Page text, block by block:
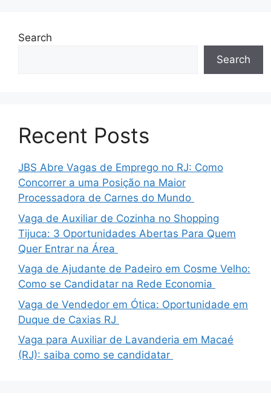
Search
Search
Recent Posts
JBS Abre Vagas de Emprego no RJ: Como
Concorrer a uma Posição na Maior
Processadora de Carnes do Mundo
Vaga de Auxiliar de Cozinha no Shopping
Tijuca: 3 Oportunidades Abertas Para Quem
Quer Entrar na Área
Vaga de Ajudante de Padeiro em Cosme Velho:
Como se Candidatar na Rede Economia
Vaga de Vendedor em Ótica: Oportunidade em
Duque de Caxias RJ
Vaga para Auxiliar de Lavanderia em Macaé
(RJ): saiba como se candidatar